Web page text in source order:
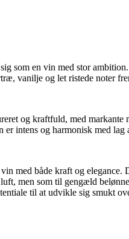
som en vin med stor
vanilje og let ristede noter
og kraftfuld, med
er intens og harmonisk med
med både kraft og
men som til gengæld
til at udvikle sig smukt